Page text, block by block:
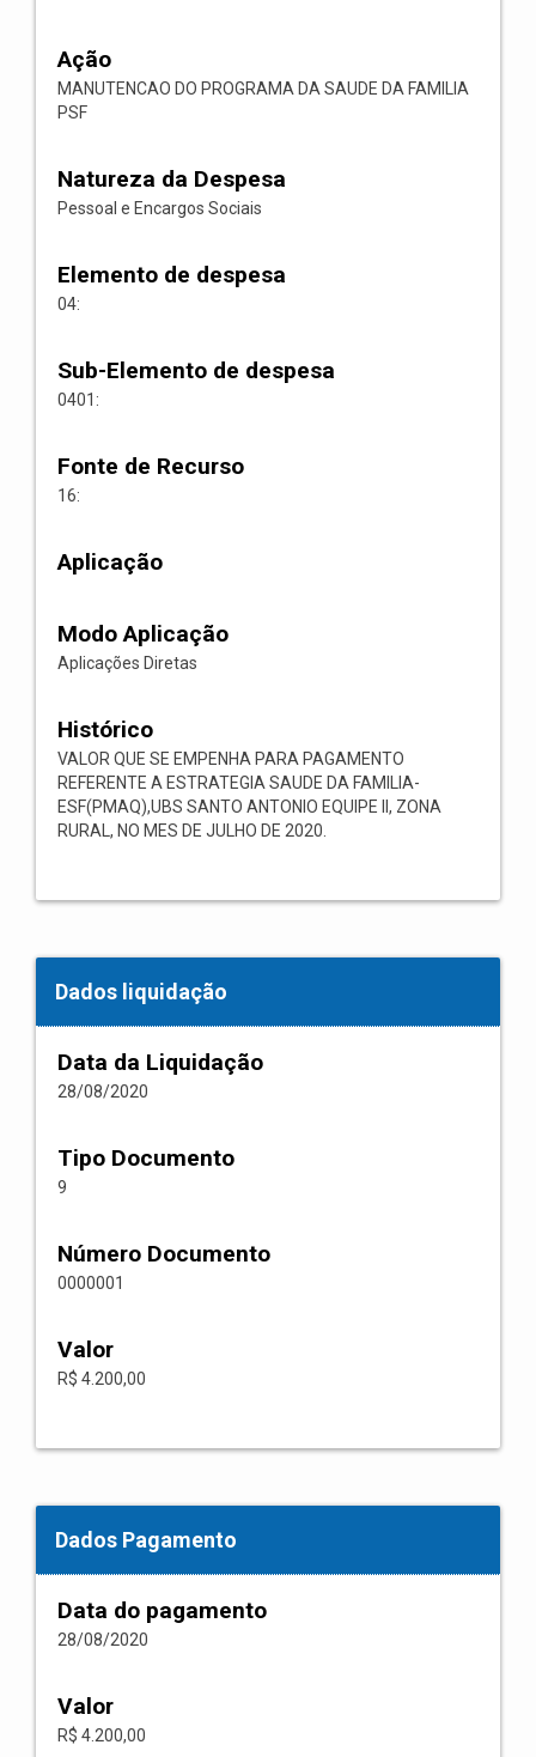
Ação
MANUTENCAO DO PROGRAMA DA SAUDE DA FAMILIA
PSF
Natureza da Despesa
Pessoal e Encargos Sociais
Elemento de despesa
04:
Sub-Elemento de despesa
0401:
Fonte de Recurso
16:
Aplicação
Modo Aplicação
Aplicações Diretas
Histórico
VALOR QUE SE EMPENHA PARA PAGAMENTO
REFERENTE A ESTRATEGIA SAUDE DA FAMILIA-
ESF(PMAQ),UBS SANTO ANTONIO EQUIPE II, ZONA
RURAL, NO MES DE JULHO DE 2020.
Dados liquidação
Data da Liquidação
28/08/2020
Tipo Documento
9
Número Documento
0000001
Valor
R$ 4.200,00
Dados Pagamento
Data do pagamento
28/08/2020
Valor
R$ 4.200,00